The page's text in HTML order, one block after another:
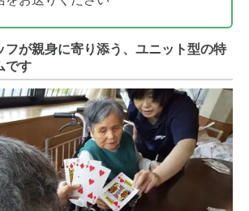
フが親身に寄り添う、ユニット型の特
です